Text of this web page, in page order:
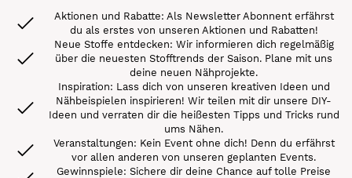
Aktionen und Rabatte: Als Newsletter Abonnent erfährst
du als erstes von unseren Aktionen und Rabatten!
Neue Stoffe entdecken: Wir informieren dich regelmäßig
über die neuesten Stofftrends der Saison. Plane mit uns
deine neuen Nähprojekte.
Inspiration: Lass dich von unseren kreativen Ideen und
Nähbeispielen inspirieren! Wir teilen mit dir unsere DIY-
Ideen und verraten dir die heißesten Tipps und Tricks rund
ums Nähen.
Veranstaltungen: Kein Event ohne dich! Denn du erfährst
vor allen anderen von unseren geplanten Events.
Gewinnspiele: Sichere dir deine Chance auf tolle Preise